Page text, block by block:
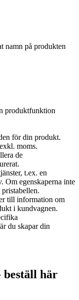
namn på produkten
produktfunktion
för din produkt.
moms.
de
t.ex. en
Om egenskaperna inte
till information om
i kundvagnen.
du skapar din
beställ här